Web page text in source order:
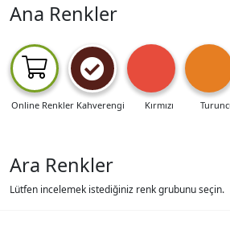
Ana Renkler
Online Renkler Kahverengi Kırmızı
Ara Renkler
Lütfen incelemek istediğiniz renk grubunu seçin.